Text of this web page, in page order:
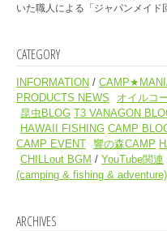
いた職人による「ジャパンメイド
CATEGORY
INFORMATION
PRODUCTS NEWS
オイルコ
昆虫BLOG T3 VANAGON
HAWAII FISHING CAMP
CAMP EVENT 響の森CAMP
CHILLout BGM
YouTube関連
(camping & fishing & adventure)
ARCHIVES